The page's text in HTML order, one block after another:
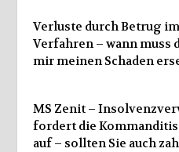
Verluste durch Betrug
Verfahren – wann muss
mir meinen Schaden
MS Zenit –
fordert die
auf – sollten Sie auch